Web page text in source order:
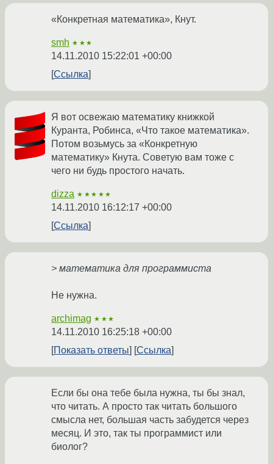
«Конкретная математика», Кнут.
smh ★★★
14.11.2010 15:22:01 +00:00
Ссылка
Я вот освежаю математику книжкой
Куранта, Робинса, «Что такое математика».
Потом возьмусь за «Конкретную
математику» Кнута. Советую вам тоже с
чего ни будь простого начать.
dizza ★★★★★
14.11.2010 16:12:17 +00:00
Ссылка
> математика для программиста
Не нужна.
archimag ★★★
14.11.2010 16:25:18 +00:00
Показать ответы
Ссылка
Если бы она тебе была нужна, ты бы знал,
что читать. А просто так читать большого
смысла нет, большая часть забудется через
месяц. И это, так ты программист или
биолог?